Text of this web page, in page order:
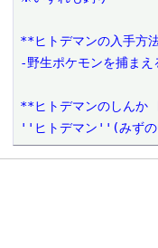
**ヒトデマンの入手方
-野生ポケモンを捕まえ
**ヒトデマンのしん
''ヒトデマン''(みず